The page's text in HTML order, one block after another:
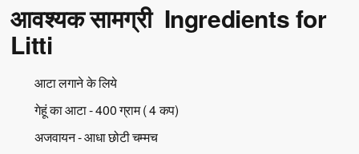
आवश्यक सामग्री Ingredients for
Litti
आटा लगाने के लिये
गेहूं का आटा - 400 ग्राम ( 4 कप)
अजवायन - आधा छोटी चम्मच